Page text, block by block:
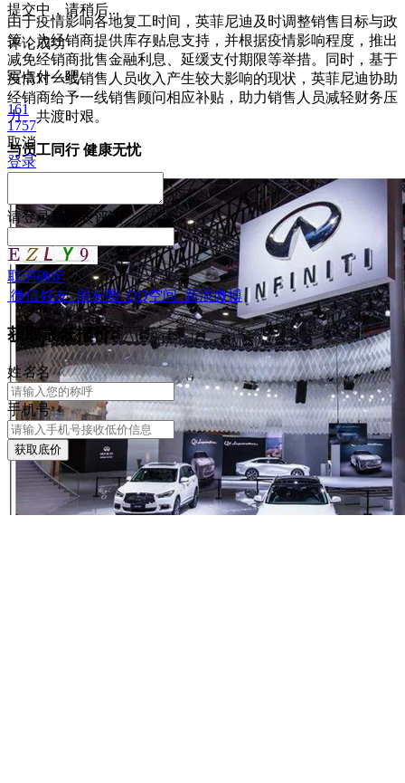
由于疫情影响各地复工时间，英菲尼迪及时调整销售目标与政
策，为经销商提供库存贴息支持，并根据疫情影响程度，推出
减免经销商批售金融利息、延缓支付期限等举措。同时，基于
疫情对一线销售人员收入产生较大影响的现状，英菲尼迪协助
经销商给予一线销售顾问相应补贴，助力销售人员减轻财务压
力、共渡时艰。
与员工同行 健康无忧
提交中，请稍后...
评论成功
写点什么吧
161
1757
取消
登录
请登录后发表评论
取消确定
微信好友 朋友圈 QQ空间 新浪微博
获取最低报价
姓名名
手机号
获取底价